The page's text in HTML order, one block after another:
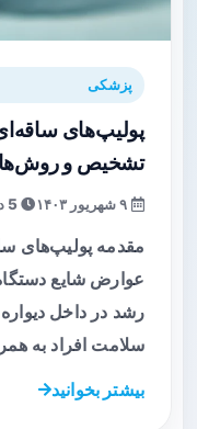
پزشکی
پولیپ‌های
تشخیص و
5 دقیقه
مقدمه پولیپ‌های
عوارض شایع
رشد در داخل
سلامت افراد به
بیشتر بخوانید